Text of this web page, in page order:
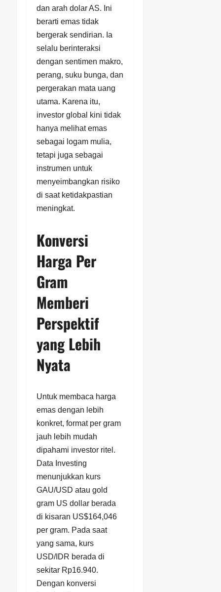
dan arah dolar AS. Ini
berarti emas tidak
bergerak sendirian. Ia
selalu berinteraksi
dengan sentimen makro,
perang, suku bunga, dan
pergerakan mata uang
utama. Karena itu,
investor global kini tidak
hanya melihat emas
sebagai logam mulia,
tetapi juga sebagai
instrumen untuk
menyeimbangkan risiko
di saat ketidakpastian
meningkat.
Konversi
Harga Per
Gram
Memberi
Perspektif
yang Lebih
Nyata
Untuk membaca harga
emas dengan lebih
konkret, format per gram
jauh lebih mudah
dipahami investor ritel.
Data Investing
menunjukkan kurs
GAU/USD atau gold
gram US dollar berada
di kisaran US$164,046
per gram. Pada saat
yang sama, kurs
USD/IDR berada di
sekitar Rp16.940.
Dengan konversi